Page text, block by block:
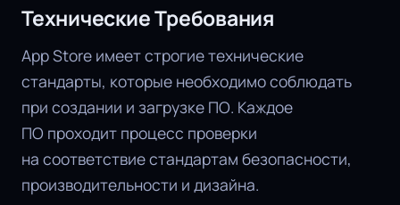
Технические Требования
App Store имеет строгие технические
стандарты, которые необходимо соблюдать
при создании и загрузке ПО. Каждое
ПО проходит процесс проверки
на соответствие стандартам безопасности,
производительности и дизайна.